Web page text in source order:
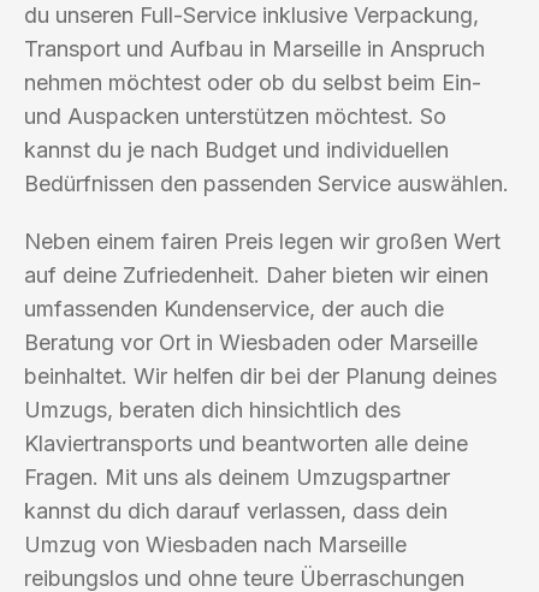
du unseren Full-Service inklusive Verpackung,
Transport und Aufbau in Marseille in Anspruch
nehmen möchtest oder ob du selbst beim Ein-
und Auspacken unterstützen möchtest. So
kannst du je nach Budget und individuellen
Bedürfnissen den passenden Service auswählen.
Neben einem fairen Preis legen wir großen Wert
auf deine Zufriedenheit. Daher bieten wir einen
umfassenden Kundenservice, der auch die
Beratung vor Ort in Wiesbaden oder Marseille
beinhaltet. Wir helfen dir bei der Planung deines
Umzugs, beraten dich hinsichtlich des
Klaviertransports und beantworten alle deine
Fragen. Mit uns als deinem Umzugspartner
kannst du dich darauf verlassen, dass dein
Umzug von Wiesbaden nach Marseille
reibungslos und ohne teure Überraschungen